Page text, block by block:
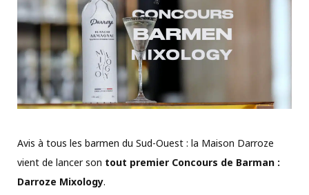
Avis à tous les barmen du Sud-Ouest : la Maison Darroze
vient de lancer son tout premier Concours de Barman :
Darroze Mixology.